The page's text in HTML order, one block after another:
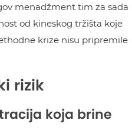
menadžment tim za sada
od kineskog tržišta koje
krize nisu pripremile
rizik
koja brine